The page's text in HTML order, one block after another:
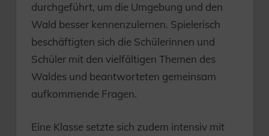
durchgeführt, um die Umgebung und den
Wald besser kennenzulernen. Spielerisch
beschäftigten sich die Schülerinnen und
Schüler mit den vielfältigen Themen des
Waldes und beantworteten gemeinsam
aufkommende Fragen.
Eine Klasse setzte sich zudem intensiv mit